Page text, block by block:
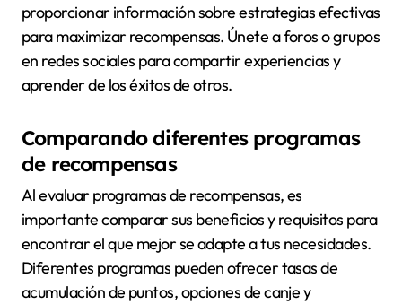
proporcionar información sobre estrategias efectivas
para maximizar recompensas. Únete a foros o grupos
en redes sociales para compartir experiencias y
aprender de los éxitos de otros.
Comparando diferentes programas
de recompensas
Al evaluar programas de recompensas, es
importante comparar sus beneficios y requisitos para
encontrar el que mejor se adapte a tus necesidades.
Diferentes programas pueden ofrecer tasas de
acumulación de puntos, opciones de canje y